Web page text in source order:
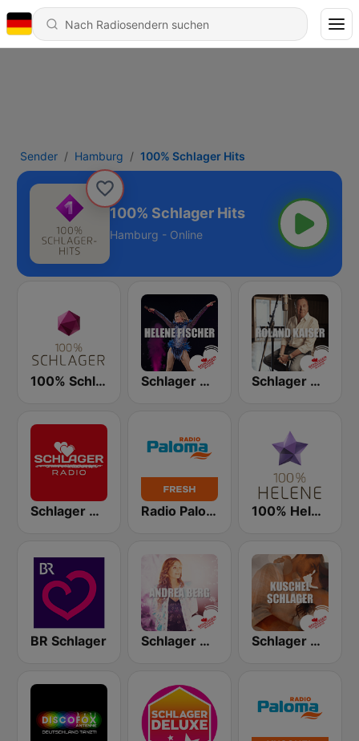
Sender Hamburg 100% Schlager Hits
100% Schlager Hits
Hamburg - Online
100% Schlager Schlager Radio - Helene Fischer Schlager Radio - Roland Kaiser
Schlager Radio FM Radio Paloma Fresh 100% Helene Fischer
BR Schlager Schlager Radio - Andrea Berg Schlager Radio - Kuschel-Schlager